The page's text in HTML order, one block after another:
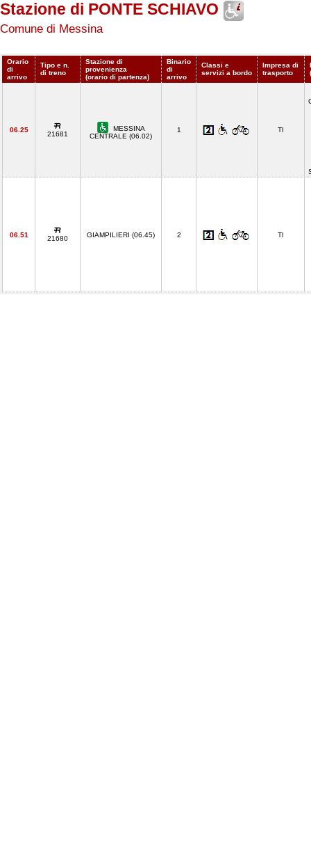
Stazione di PONTE SCHIAVO
Comune di Messina
Orario
di
arrivo
Tipo e n.
di treno
Stazione di
provenienza
(orario di partenza)
Binario
di
arrivo
Classi e
servizi a bordo
Impresa di
trasporto
06.25
21681
MESSINA
CENTRALE (06.02)
1 TI
06.51 21680 GIAMPILIERI (06.45) 2 TI